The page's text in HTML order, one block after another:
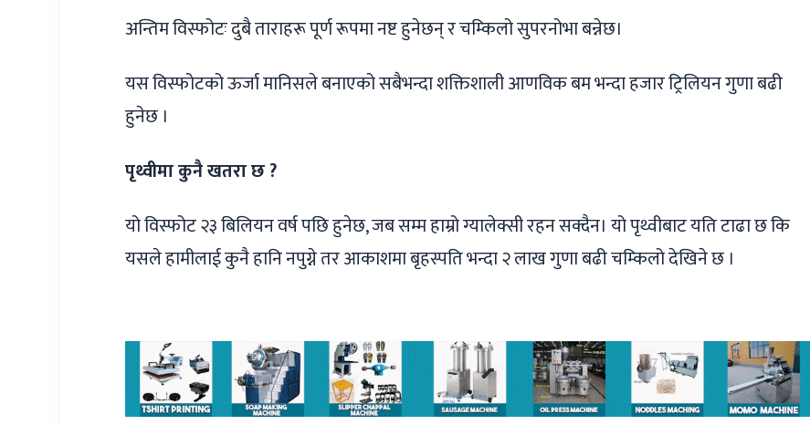
अन्तिम विस्फोटः दुबै ताराहरू पूर्ण रूपमा नष्ट हुनेछन् र चम्किलो सुपरनोभा बन्नेछ।
यस विस्फोटको ऊर्जा मानिसले बनाएको सबैभन्दा शक्तिशाली आणविक बम भन्दा हजार ट्रिलियन गुणा बढी
हुनेछ ।
पृथ्वीमा कुनै खतरा छ ?
यो विस्फोट २३ बिलियन वर्ष पछि हुनेछ, जब सम्म हाम्रो ग्यालेक्सी रहन सक्दैन। यो पृथ्वीबाट यति टाढा छ कि
यसले हामीलाई कुनै हानि नपुग्ने तर आकाशमा बृहस्पति भन्दा २ लाख गुणा बढी चम्किलो देखिने छ ।